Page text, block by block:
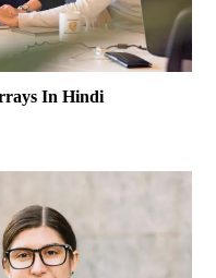
In Hindi